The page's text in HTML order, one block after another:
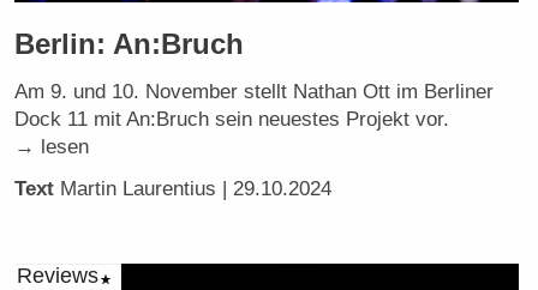
Berlin: An:Bruch
Am 9. und 10. November stellt Nathan Ott im Berliner
Dock 11 mit An:Bruch sein neuestes Projekt vor.
→ lesen
Text Martin Laurentius | 29.10.2024
Reviews